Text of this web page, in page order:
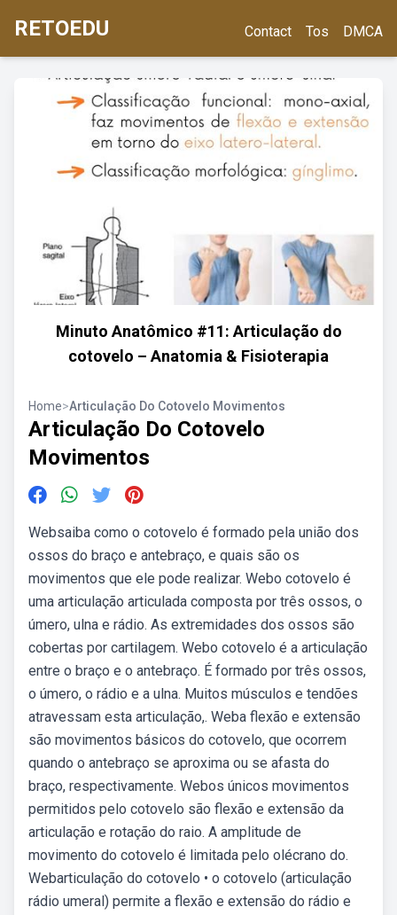
RETOEDU Contact Tos DMCA
Minuto Anatômico #11: Articulação do
cotovelo – Anatomia & Fisioterapia
Home>Articulação Do Cotovelo Movimentos
Articulação Do Cotovelo
Movimentos
Websaiba como o cotovelo é formado pela união dos
ossos do braço e antebraço, e quais são os
movimentos que ele pode realizar. Webo cotovelo é
uma articulação articulada composta por três ossos, o
úmero, ulna e rádio. As extremidades dos ossos são
cobertas por cartilagem. Webo cotovelo é a articulação
entre o braço e o antebraço. É formado por três ossos,
o úmero, o rádio e a ulna. Muitos músculos e tendões
atravessam esta articulação,. Weba flexão e extensão
são movimentos básicos do cotovelo, que ocorrem
quando o antebraço se aproxima ou se afasta do
braço, respectivamente. Webos únicos movimentos
permitidos pelo cotovelo são flexão e extensão da
articulação e rotação do raio. A amplitude de
movimento do cotovelo é limitada pelo olécrano do.
Webarticulação do cotovelo • o cotovelo (articulação
rádio umeral) permite a flexão e extensão do rádio e